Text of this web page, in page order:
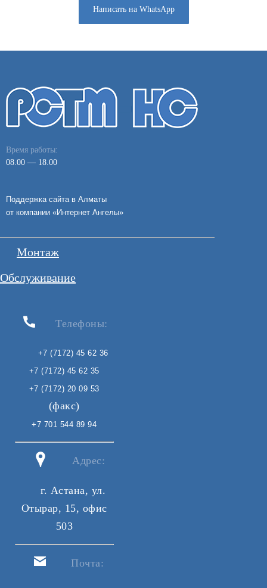
Написать на WhatsApp
Время работы:
08.00 — 18.00
Поддержка сайта в Алматы
от компании «Интернет Ангелы»
Монтаж
Обслуживание
Телефоны:
+7 (7172) 45 62 36
+7 (7172) 45 62 35
+7 (7172) 20 09 53
(факс)
+7 701 544 89 94
Адрес:
г. Астана, ул.
Отырар, 15, офис
503
Почта: